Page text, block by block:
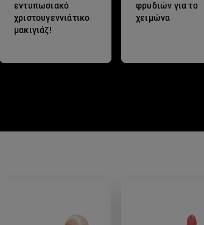
εντυπωσιακό
χριστουγεννιάτικο
μακιγιάζ!
φρυδιών για το
χειμώνα